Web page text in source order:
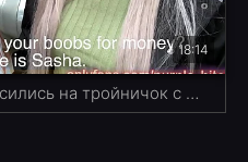
18:14
Питерские студентки согласились на тройничок с аналом за новый айфон